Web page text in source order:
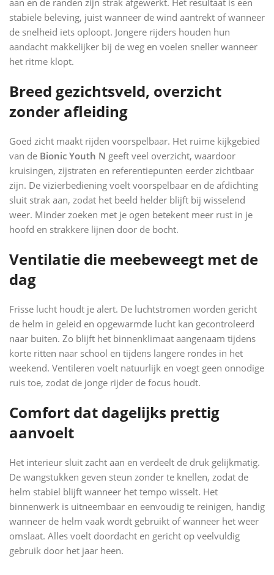
stabiele beleving, juist wanneer de wind aantrekt of wanneer
de snelheid iets oploopt. Jongere rijders houden hun
aandacht makkelijker bij de weg en voelen sneller wanneer
het ritme klopt.
Breed gezichtsveld, overzicht
zonder afleiding
Goed zicht maakt rijden voorspelbaar. Het ruime kijkgebied
van de Bionic Youth N geeft veel overzicht, waardoor
kruisingen, zijstraten en referentiepunten eerder zichtbaar
zijn. De vizierbediening voelt voorspelbaar en de afdichting
sluit strak aan, zodat het beeld helder blijft bij wisselend
weer. Minder zoeken met je ogen betekent meer rust in je
hoofd en strakkere lijnen door de bocht.
Ventilatie die meebeweegt met de
dag
Frisse lucht houdt je alert. De luchtstromen worden gericht
de helm in geleid en opgewarmde lucht kan gecontroleerd
naar buiten. Zo blijft het binnenklimaat aangenaam tijdens
korte ritten naar school en tijdens langere rondes in het
weekend. Ventileren voelt natuurlijk en voegt geen onnodige
ruis toe, zodat de jonge rijder de focus houdt.
Comfort dat dagelijks prettig
aanvoelt
Het interieur sluit zacht aan en verdeelt de druk gelijkmatig.
De wangstukken geven steun zonder te knellen, zodat de
helm stabiel blijft wanneer het tempo wisselt. Het
binnenwerk is uitneembaar en eenvoudig te reinigen, handig
wanneer de helm vaak wordt gebruikt of wanneer het weer
omslaat. Alles voelt doordacht en gericht op veelvuldig
gebruik door het jaar heen.